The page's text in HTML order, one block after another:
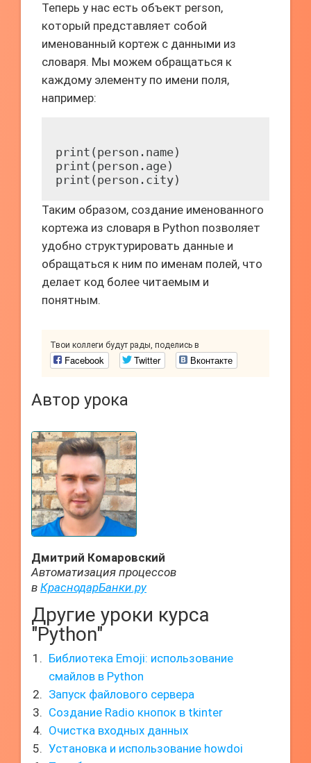
Теперь у нас есть объект person,
который представляет собой
именованный кортеж с данными из
словаря. Мы можем обращаться к
каждому элементу по имени поля,
например:
print(person.name)
print(person.age)
Таким образом, создание именованного
кортежа из словаря в Python позволяет
удобно структурировать данные и
обращаться к ним по именам полей, что
делает код более читаемым и
понятным.
Твои коллеги будут рады, поделись в
Facebook Twitter Вконтакте
Автор урока
Дмитрий Комаровский
Автоматизация процессов
в КраснодарБанки.ру
Другие уроки курса
"Python"
Библиотека Emoji: использование
смайлов в Python
Запуск файлового сервера
Создание Radio кнопок в tkinter
Очистка входных данных
Установка и использование howdoi